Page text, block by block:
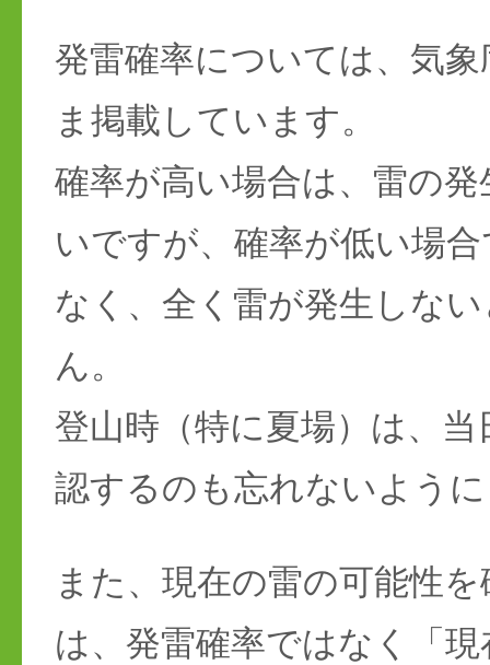
発雷確率については、気
ま掲載しています。
確率が高い場合は、雷の
いですが、確率が低い場
なく、全く雷が発生しな
ん。
登山時（特に夏場）は、
認するのも忘れないよう
また、現在の雷の可能性
は、発雷確率ではなく「